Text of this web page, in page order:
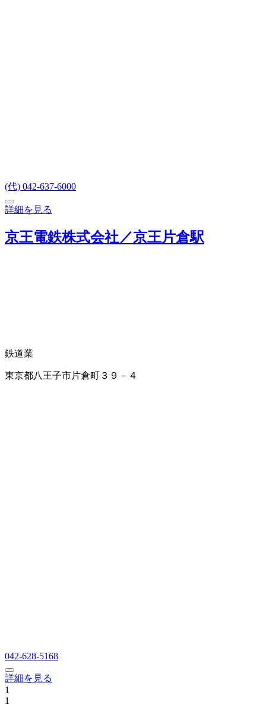
(代) 042-637-6000
詳細を見る
京王電鉄株式会社／京王片倉駅
鉄道業
東京都八王子市片倉町３９－４
042-628-5168
詳細を見る
1
1